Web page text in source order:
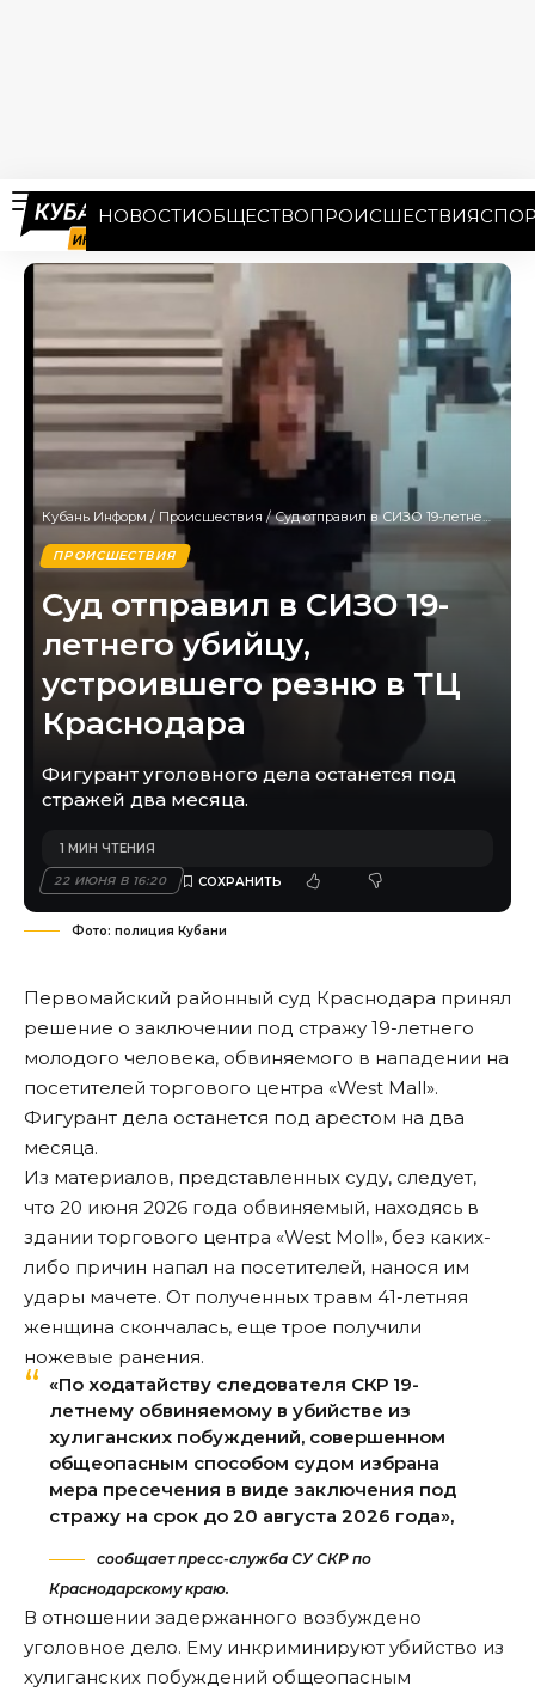
НОВОСТИОБЩЕСТВОПРОИСШЕСТВИЯ
Кубань Информ / Происшествия /Суд отправил в СИЗО 19-летнего убийцу, устроившего резню в ТЦ Краснодара
ПРОИСШЕСТВИЯ
Суд отправил в СИЗО 19-
летнего убийцу,
устроившего резню в ТЦ
Краснодара
Фигурант уголовного дела останется под
стражей два месяца.
22 ИЮНЯ В 16:20
1 МИН ЧТЕНИЯ
Фото: полиция Кубани
Первомайский районный суд Краснодара принял
решение о заключении под стражу 19-летнего
молодого человека, обвиняемого в нападении на
посетителей торгового центра «West Mall».
Фигурант дела останется под арестом на два
месяца.
Из материалов, представленных суду, следует,
что 20 июня 2026 года обвиняемый, находясь в
здании торгового центра «West Moll», без каких-
либо причин напал на посетителей, нанося им
удары мачете. От полученных травм 41-летняя
женщина скончалась, еще трое получили
ножевые ранения.
«По ходатайству следователя СКР 19-
летнему обвиняемому в убийстве из
хулиганских побуждений, совершенном
общеопасным способом судом избрана
мера пресечения в виде заключения под
стражу на срок до 20 августа 2026 года»,
сообщает пресс-служба СУ СКР по
Краснодарскому краю.
В отношении задержанного возбуждено
уголовное дело. Ему инкриминируют убийство из
хулиганских побуждений общеопасным